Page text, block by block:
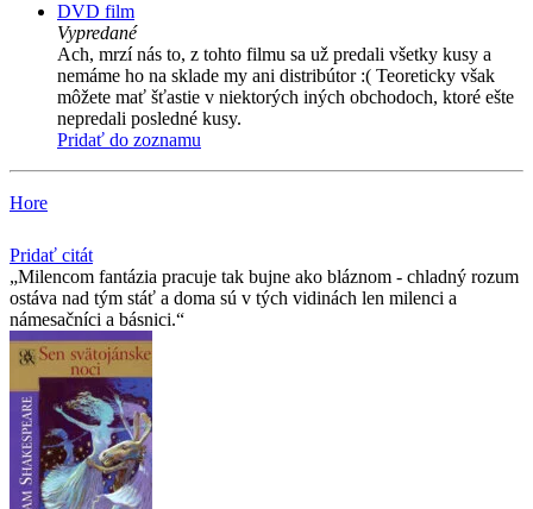
DVD film
Vypredané
Ach, mrzí nás to, z tohto filmu sa už predali všetky kusy a
nemáme ho na sklade my ani distribútor :( Teoreticky však
môžete mať šťastie v niektorých iných obchodoch, ktoré ešte
nepredali posledné kusy.
Pridať do zoznamu
Hore
Pridať citát
Milencom fantázia pracuje tak bujne ako bláznom - chladný rozum
ostáva nad tým stáť a doma sú v tých vidinách len milenci a
námesačníci a básnici.